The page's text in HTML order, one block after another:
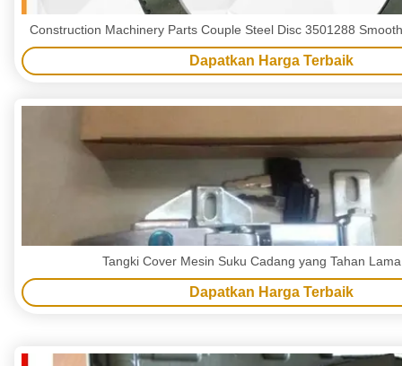
Construction Machinery Parts Couple Steel Disc 3501288
Dapatkan Harga Terbaik
Tangki Cover Mesin Suku Cadang yang Tahan
Dapatkan Harga Terbaik